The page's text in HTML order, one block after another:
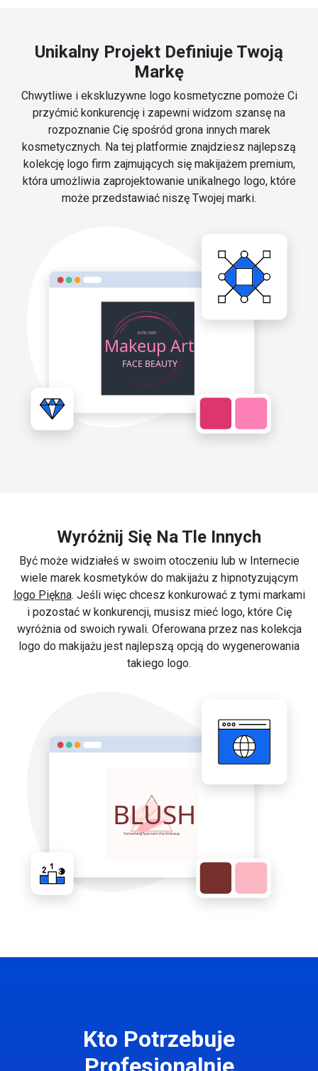
Unikalny Projekt Definiuje Twoją
Markę
Chwytliwe i ekskluzywne logo kosmetyczne pomoże Ci
przyćmić konkurencję i zapewni widzom szansę na
rozpoznanie Cię spośród grona innych marek
kosmetycznych. Na tej platformie znajdziesz najlepszą
kolekcję logo firm zajmujących się makijażem premium,
która umożliwia zaprojektowanie unikalnego logo, które
może przedstawiać niszę Twojej marki.
Wyróżnij Się Na Tle Innych
Być może widziałeś w swoim otoczeniu lub w Internecie
wiele marek kosmetyków do makijażu z hipnotyzującym
logo Piękna. Jeśli więc chcesz konkurować z tymi markami
i pozostać w konkurencji, musisz mieć logo, które Cię
wyróżnia od swoich rywali. Oferowana przez nas kolekcja
logo do makijażu jest najlepszą opcją do wygenerowania
takiego logo.
Kto Potrzebuje